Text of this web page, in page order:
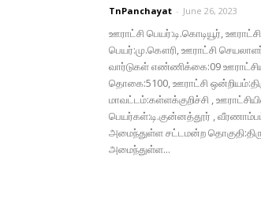
TnPanchayat - June 26, 2023
ஊராட்சி பெயர்:டி.கொடியூர்,
பெயர்:மு.கௌரி, ஊராட்சி
வார்டுகள் எண்ணிக்கை:09
தொகை:5100, ஊராட்சி
மாவட்டம்:கள்ளக்குறிச்சி ,
பெயர்கள்:டி.குன்னத்தூர் ,
அமைந்துள்ள சட்டமன்ற
அமைந்துள்ள...